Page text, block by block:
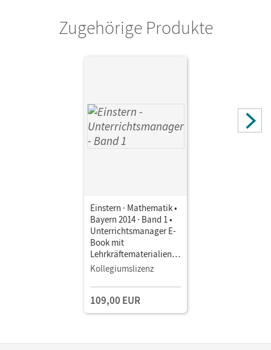
Zugehörige Produkte
Einstern · Mathematik •
Bayern 2014 · Band 1 •
Unterrichtsmanager E-
Book mit
Lehrkräftematerialien
und Planungstools
Kollegiumslizenz
109,00 EUR